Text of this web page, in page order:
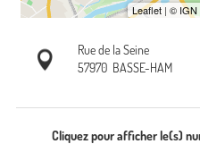
Rue de la Seine
57970 BASSE-HAM
Cliquez pour afficher le(s)